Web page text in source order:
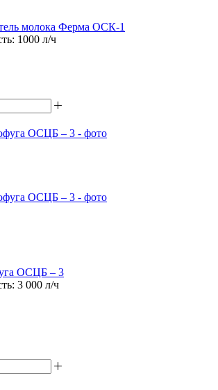
молока Ферма ОСК-1
1000 л/ч
ОСЦБ – 3
3 000 л/ч